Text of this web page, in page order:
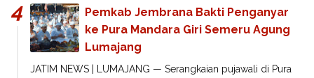
Pemkab Jembrana Bakti Penganyar
ke Pura Mandara Giri Semeru Agung
Lumajang
JATIM NEWS | LUMAJANG — Serangkaian pujawali di Pura